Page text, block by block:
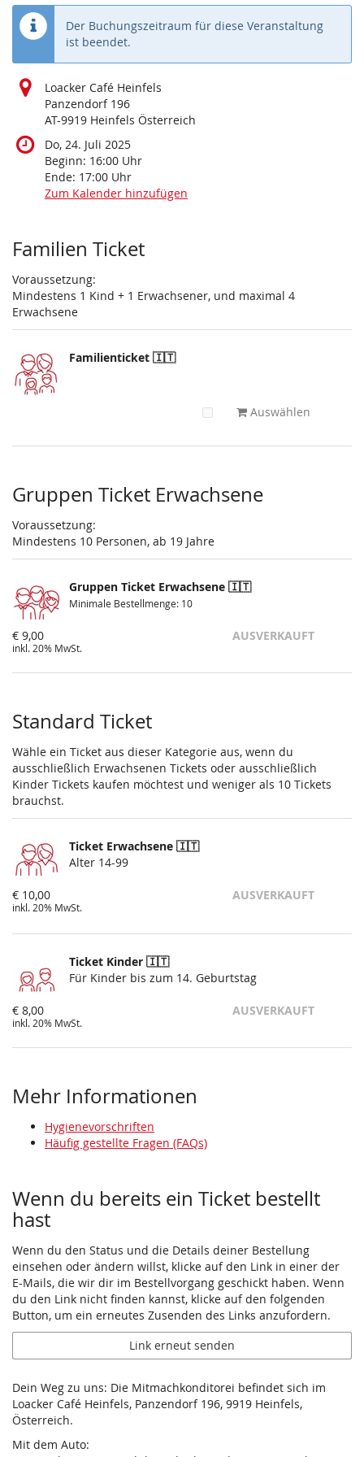
Der Buchungszeitraum für diese Veranstaltung
ist beendet.
Loacker Café Heinfels
Panzendorf 196
AT-9919 Heinfels Österreich
Do, 24. Juli 2025
Beginn: 16:00 Uhr
Ende: 17:00 Uhr
Zum Kalender hinzufügen
Produkte
Familien Ticket
Voraussetzung:
Mindestens 1 Kind + 1 Erwachsener, und maximal 4
Erwachsene
Familienticket 🇮🇹
Auswählen
Gruppen Ticket Erwachsene
Voraussetzung:
Mindestens 10 Personen, ab 19 Jahre
Gruppen Ticket Erwachsene 🇮🇹
Minimale Bestellmenge: 10
€ 9,00
inkl. 20% MwSt.
AUSVERKAUFT
Standard Ticket
Wähle ein Ticket aus dieser Kategorie aus, wenn du
ausschließlich Erwachsenen Tickets oder ausschließlich
Kinder Tickets kaufen möchtest und weniger als 10 Tickets
brauchst.
Ticket Erwachsene 🇮🇹
Alter 14-99
€ 10,00
inkl. 20% MwSt.
AUSVERKAUFT
Ticket Kinder 🇮🇹
Für Kinder bis zum 14. Geburtstag
€ 8,00
inkl. 20% MwSt.
AUSVERKAUFT
Mehr Informationen
Hygienevorschriften
Häufig gestellte Fragen (FAQs)
Wenn du bereits ein Ticket bestellt
hast
Wenn du den Status und die Details deiner Bestellung
einsehen oder ändern willst, klicke auf den Link in einer der
E-Mails, die wir dir im Bestellvorgang geschickt haben. Wenn
du den Link nicht finden kannst, klicke auf den folgenden
Button, um ein erneutes Zusenden des Links anzufordern.
Link erneut senden
Dein Weg zu uns: Die Mitmachkonditorei befindet sich im
Loacker Café Heinfels, Panzendorf 196, 9919 Heinfels,
Österreich.
Mit dem Auto: